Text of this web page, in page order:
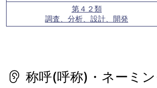
第４２類
調査、分析、設計、開発
称呼(呼称)・ネーミ